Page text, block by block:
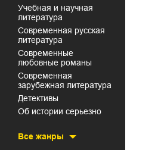
учебная и научная
литература
современная русская
литература
современные
любовные романы
современная
зарубежная литература
детективы
об истории серьезно
Все жанры